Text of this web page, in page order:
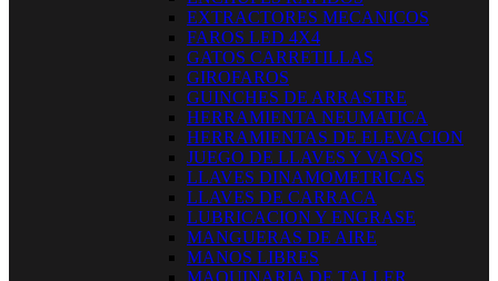
EXTRACTORES MECANICOS
FAROS LED 4X4
GATOS CARRETILLAS
GIROFAROS
GUINCHES DE ARRASTRE
HERRAMIENTA NEUMATICA
HERRAMIENTAS DE ELEVACION
JUEGO DE LLAVES Y VASOS
LLAVES DINAMOMETRICAS
LLAVES DE CARRACA
LUBRICACION Y ENGRASE
MANGUERAS DE AIRE
MANOS LIBRES
MAQUINARIA DE TALLER